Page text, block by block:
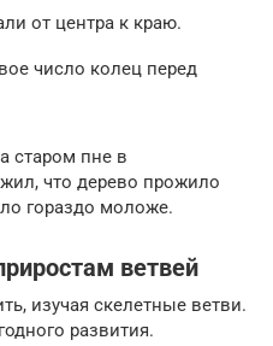
от центра к краю.
число колец перед
старом пне в
что дерево прожило
гораздо моложе.
ветвей
изучая скелетные ветви.
развития.